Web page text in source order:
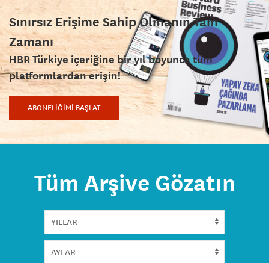
Sınırsız Erişime Sahip Olmanın Tam
Zamanı
HBR Türkiye içeriğine bir yıl boyunca tüm
platformlardan erişin!
ABONELİĞİMİ BAŞLAT
Tüm Arşive Gözatın